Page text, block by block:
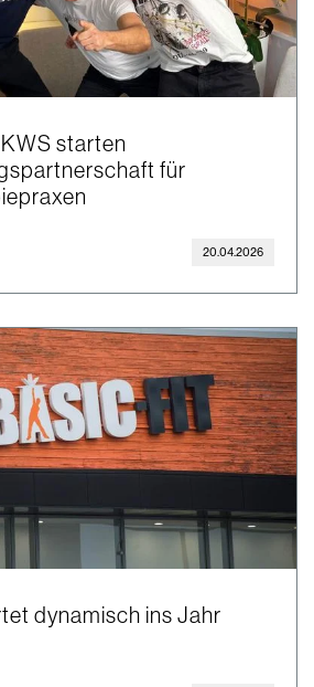
starten
für
20.04.2026
dynamisch ins Jahr